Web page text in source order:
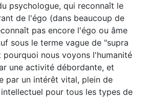
psychologue, qui reconnaît le
de l'égo (dans beaucoup de
pas encore l'égo ou âme
sous le terme vague de "supra
pourquoi nous voyons l'humanité
une activité débordante, et
par un intérêt vital, plein de
pour tous les types de